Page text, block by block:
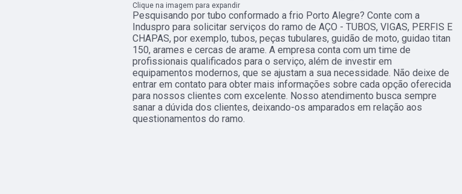
Clique na imagem para expandir
Pesquisando por tubo conformado a frio Porto Alegre? Conte com a
Induspro para solicitar serviços do ramo de AÇO - TUBOS, VIGAS, PERFIS E
CHAPAS, por exemplo, tubos, peças tubulares, guidão de moto, guidao titan
150, arames e cercas de arame. A empresa conta com um time de
profissionais qualificados para o serviço, além de investir em
equipamentos modernos, que se ajustam a sua necessidade. Não deixe de
entrar em contato para obter mais informações sobre cada opção oferecida
para nossos clientes com excelente. Nosso atendimento busca sempre
sanar a dúvida dos clientes, deixando-os amparados em relação aos
questionamentos do ramo.